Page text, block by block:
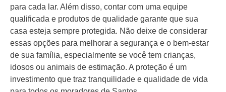
para cada lar. Além disso, contar com uma equipe
qualificada e produtos de qualidade garante que sua
casa esteja sempre protegida. Não deixe de considerar
essas opções para melhorar a segurança e o bem-estar
de sua família, especialmente se você tem crianças,
idosos ou animais de estimação. A proteção é um
investimento que traz tranquilidade e qualidade de vida